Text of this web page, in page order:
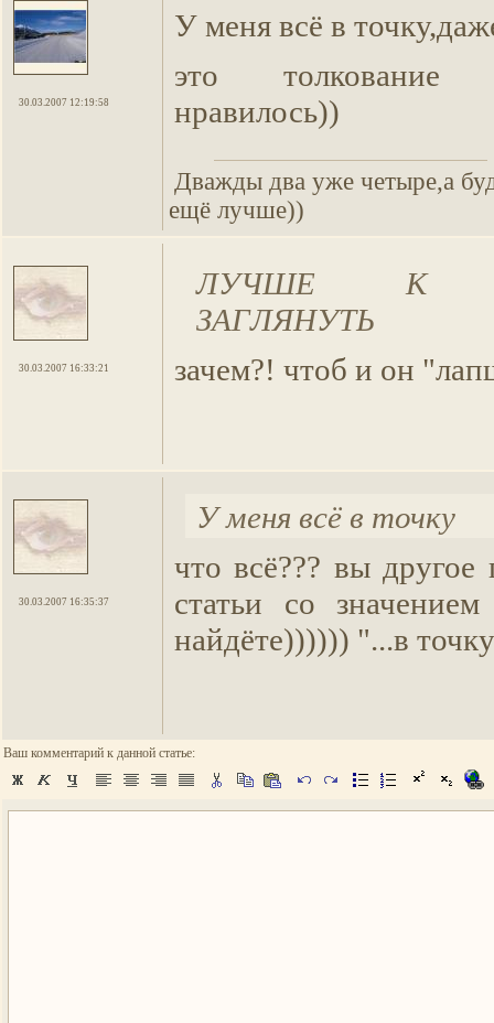
30.03.2007 12:19:58
У меня всё в
это толкование
нравилось))
Дважды два уже четыре,а
ещё лучше))
30.03.2007 16:33:21
ЛУЧШЕ К
ЗАГЛЯНУТЬ
зачем?! чтоб и он
30.03.2007 16:35:37
У меня всё в точку
что всё??? вы другое
статьи со
найдёте)))))) "...в
Ваш комментарий к данной статье: